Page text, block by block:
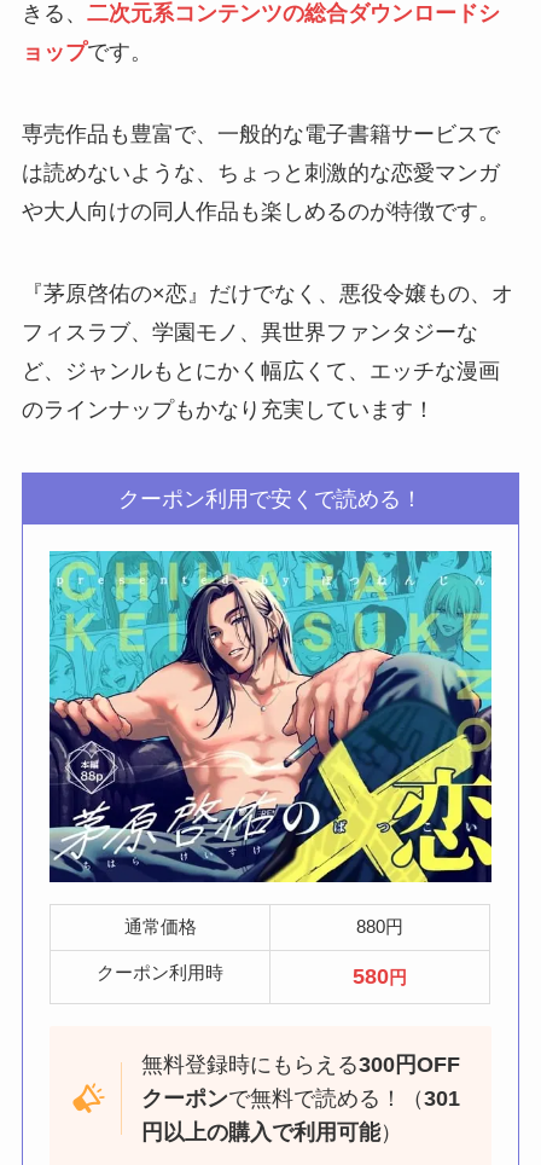
きる、 二次元系コンテンツの総合ダウンロードシ
ョップです。
専売作品も豊富で、一般的な電子書籍サービスで
は読めないような、ちょっと刺激的な恋愛マンガ
や大人向けの同人作品も楽しめるのが特徴です。
『茅原啓佑の×恋』だけでなく、悪役令嬢もの、オ
フィスラブ、学園モノ、異世界ファンタジーな
ど、ジャンルもとにかく幅広くて、エッチな漫画
のラインナップもかなり充実しています！
クーポン利用で安くで読める！
通常価格 880円
クーポン利用時 580円
無料登録時にもらえる300円OFF
クーポンで無料で読める！（301
円以上の購入で利用可能）